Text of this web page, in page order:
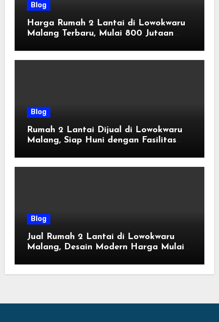
Blog
Harga Rumah 2 Lantai di Lowokwaru
Malang Terbaru, Mulai 800 Jutaan
Blog
Rumah 2 Lantai Dijual di Lowokwaru
Malang, Siap Huni dengan Fasilitas
Blog
Jual Rumah 2 Lantai di Lowokwaru
Malang, Desain Modern Harga Mulai